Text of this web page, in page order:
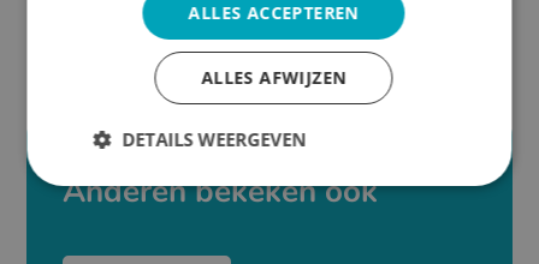
Anderen bekeken ook
ALLES ACCEPTEREN
ALLES AFWIJZEN
DETAILS WEERGEVEN